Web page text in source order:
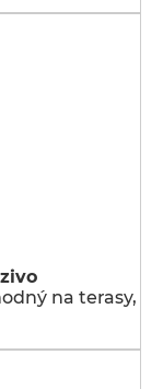
na terasy,